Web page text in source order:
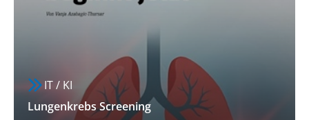
IT / KI
Lungenkrebs Screening